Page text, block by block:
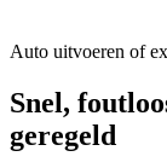
Auto uitvoeren of
Snel,
geregeld